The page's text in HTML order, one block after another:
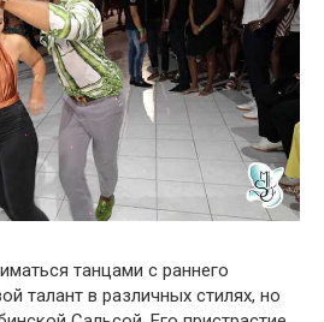
танцами с раннего
талант в различных стилях, но